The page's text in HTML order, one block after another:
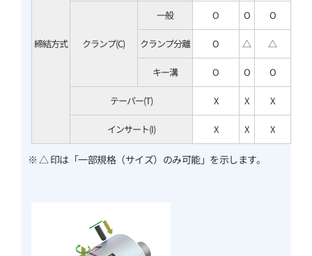
締結方式 クランプ(C)
一般 O O O
クランプ分離 O △ △
キー溝 O O O
テーパー(T) X X X
インサート(I) X X X
※ △ 印は「一部規格（サイズ）のみ可能」を示します。